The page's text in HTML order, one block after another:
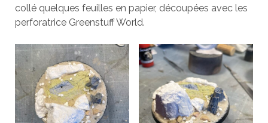
collé quelques feuilles en papier, découpées avec les
perforatrice Greenstuff World.